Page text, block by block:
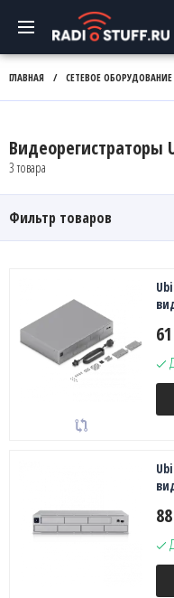
ГЛАВНАЯ / СЕТЕВОЕ ОБОРУДОВАНИЕ
Видеорегистраторы
3 товара
Фильтр товаров